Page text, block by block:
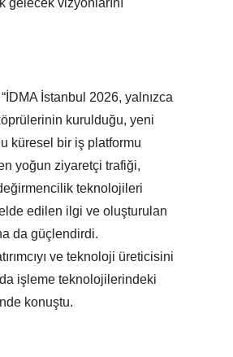
İstanbul 2026, yalnızca
kurulduğu, yeni
küresel bir iş platformu
yoğun ziyaretçi trafiği,
teknolojileri
edilen ilgi ve oluşturulan
da güçlendirdi.
ve teknoloji üreticisini
işleme teknolojilerindeki
konuştu.